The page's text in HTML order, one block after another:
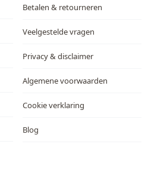
Betalen & retourneren
Veelgestelde vragen
Privacy & disclaimer
Algemene voorwaarden
Cookie verklaring
Blog